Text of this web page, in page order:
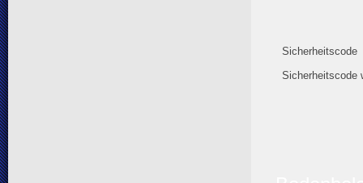
Sicherheitscode
Sicherheitscode